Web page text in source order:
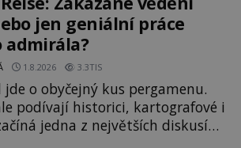
jen geniální práce
admirála?
1.8.2026 3.3TIS
o obyčejný kus pergamenu.
podívají historici, kartografové i
jedna z největších diskusí
Osmanský admirál Piri Reis roku